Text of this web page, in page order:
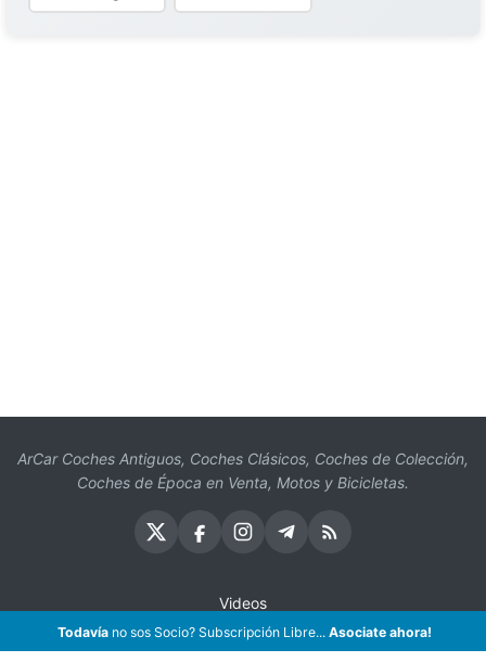
ArCar Coches Antiguos, Coches Clásicos, Coches de Colección,
Coches de Época en Venta, Motos y Bicicletas.
Videos
Oficios
Todavíano sos Socio? Subscripción Libre... Asociate ahora!